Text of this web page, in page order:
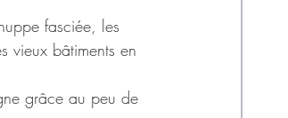
fasciée, les
vieux bâtiments en
grâce au peu de